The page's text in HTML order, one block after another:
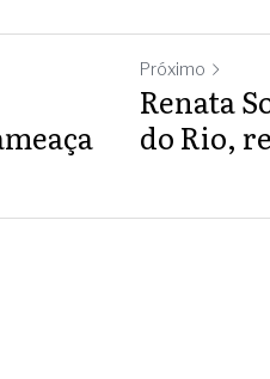
Próximo
Renata
do Rio,